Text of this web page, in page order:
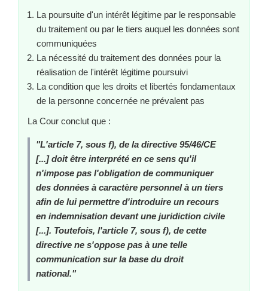
La poursuite d'un intérêt légitime par le responsable
du traitement ou par le tiers auquel les données sont
communiquées
La nécessité du traitement des données pour la
réalisation de l'intérêt légitime poursuivi
La condition que les droits et libertés fondamentaux
de la personne concernée ne prévalent pas
La Cour conclut que :
"L'article 7, sous f), de la directive 95/46/CE
[...] doit être interprété en ce sens qu'il
n'impose pas l'obligation de communiquer
des données à caractère personnel à un tiers
afin de lui permettre d'introduire un recours
en indemnisation devant une juridiction civile
[...]. Toutefois, l'article 7, sous f), de cette
directive ne s'oppose pas à une telle
communication sur la base du droit
national."